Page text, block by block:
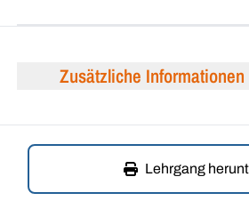
Zusätzliche Informationen
Lehrgang